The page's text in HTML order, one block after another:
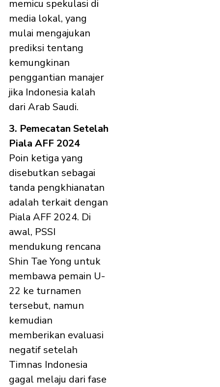
memicu spekulasi di
media lokal, yang
mulai mengajukan
prediksi tentang
kemungkinan
penggantian manajer
jika Indonesia kalah
dari Arab Saudi.
3. Pemecatan Setelah
Piala AFF 2024
Poin ketiga yang
disebutkan sebagai
tanda pengkhianatan
adalah terkait dengan
Piala AFF 2024. Di
awal, PSSI
mendukung rencana
Shin Tae Yong untuk
membawa pemain U-
22 ke turnamen
tersebut, namun
kemudian
memberikan evaluasi
negatif setelah
Timnas Indonesia
gagal melaju dari fase